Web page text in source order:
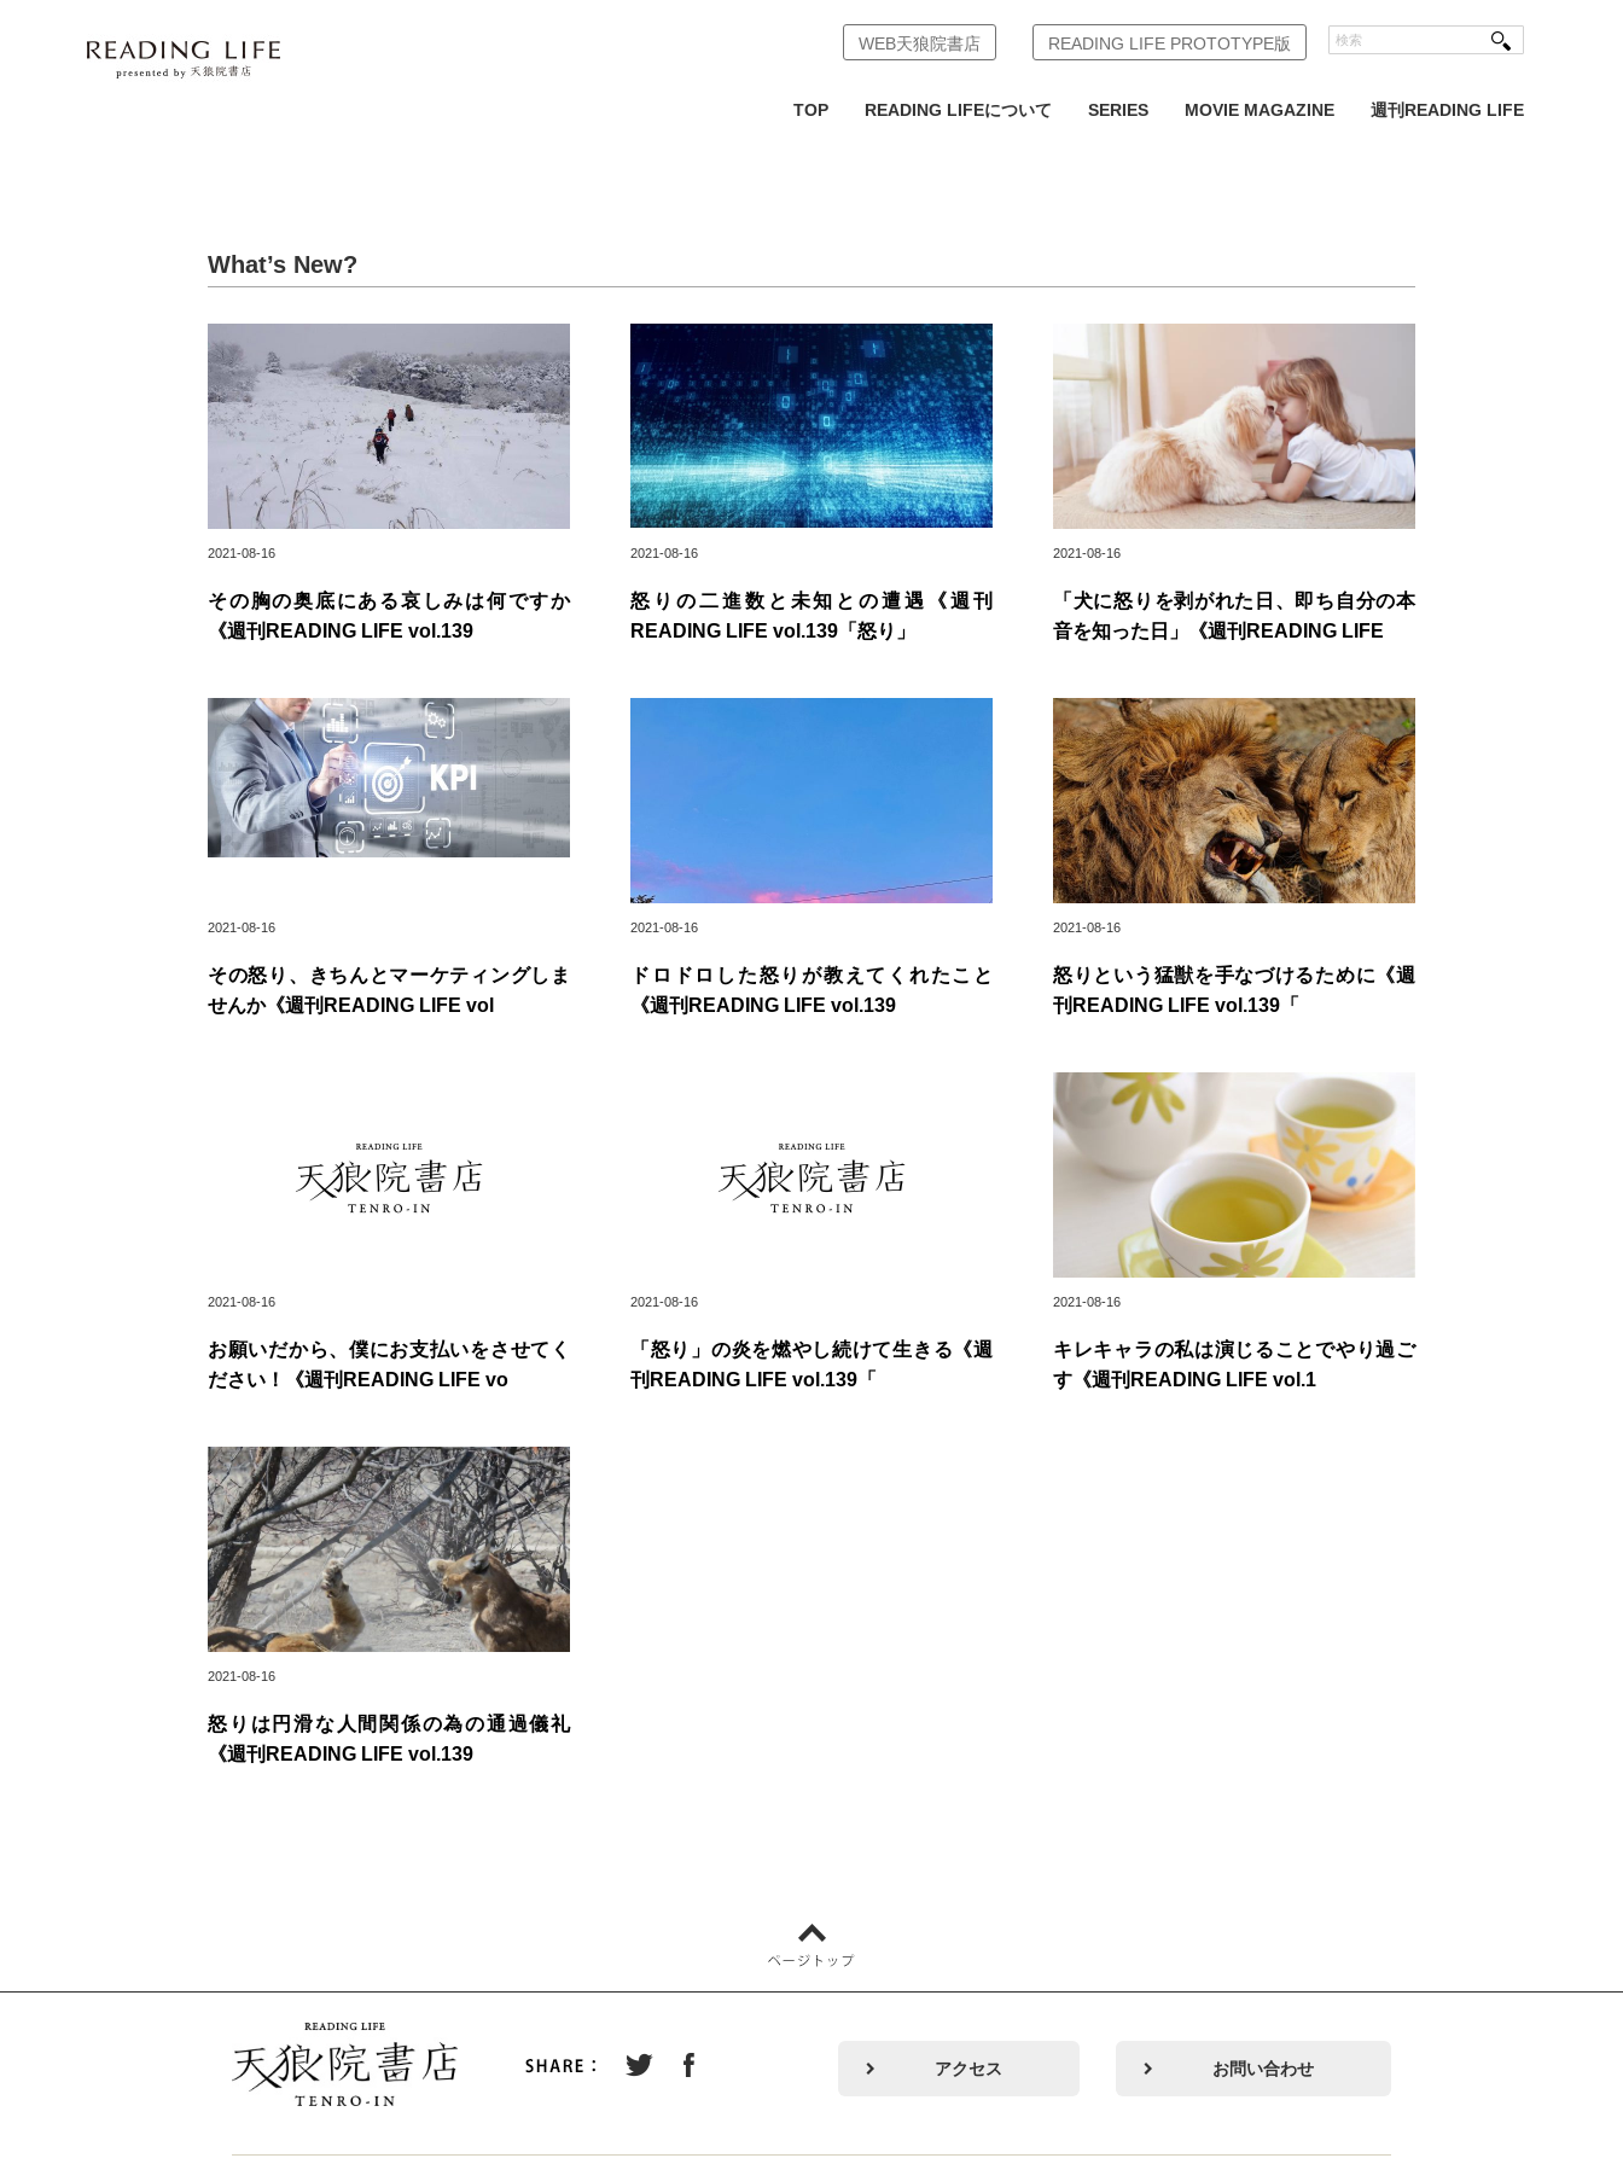
TOP READING LIFEについて SERIES MOVIE MAGAZINE 週刊READING LIFE
WEB天狼院書店 READING LIFE PROTOTYPE版
What’s New?
2021-08-16
その胸の奥底にある哀しみは何ですか
《週刊READING LIFE vol.139
2021-08-16
怒りの二進数と未知との遭遇《週刊
READING LIFE vol.139「怒り」
2021-08-16
「犬に怒りを剥がれた日、即ち自分の本
音を知った日」《週刊READING LIFE
2021-08-16
その怒り、きちんとマーケティングしま
せんか《週刊READING LIFE vol
2021-08-16
ドロドロした怒りが教えてくれたこと
《週刊READING LIFE vol.139
2021-08-16
怒りという猛獣を手なづけるために《週
刊READING LIFE vol.139「
2021-08-16
お願いだから、僕にお支払いをさせてく
ださい！《週刊READING LIFE vo
2021-08-16
「怒り」の炎を燃やし続けて生きる《週
刊READING LIFE vol.139「
2021-08-16
キレキャラの私は演じることでやり過ご
す《週刊READING LIFE vol.1
2021-08-16
怒りは円滑な人間関係の為の通過儀礼
《週刊READING LIFE vol.139
アクセス お問い合わせ